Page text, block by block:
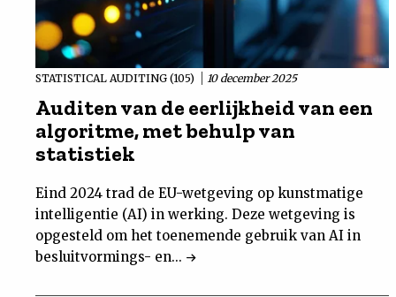
STATISTICAL AUDITING (105) 10 december 2025
Auditen van de eerlijkheid van een
algoritme, met behulp van
statistiek
Eind 2024 trad de EU-wetgeving op kunstmatige
intelligentie (AI) in werking. Deze wetgeving is
opgesteld om het toenemende gebruik van AI in
besluitvormings- en...